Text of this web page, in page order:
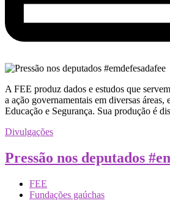
A FEE produz dados e estudos que
a ação governamentais em diversas áreas,
Educação e Segurança. Sua produção é
Divulgações
Pressão nos deputados
FEE
Fundações gaúchas